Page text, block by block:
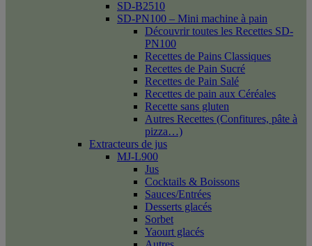
SD-B2510
SD-PN100 – Mini machine à pain
Découvrir toutes les Recettes SD-
PN100
Recettes de Pains Classiques
Recettes de Pain Sucré
Recettes de Pain Salé
Recettes de pain aux Céréales
Recette sans gluten
Autres Recettes (Confitures, pâte à
pizza…)
Extracteurs de jus
MJ-L900
Jus
Cocktails & Boissons
Sauces/Entrées
Desserts glacés
Sorbet
Yaourt glacés